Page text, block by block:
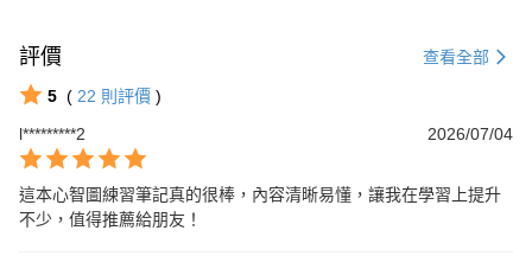
評價 查看全部
5 ( 22 則評價 )
l*********2
2026/07/04
這本心智圖練習筆記真的很棒，內容清晰易懂，讓我在學習上提升
不少，值得推薦給朋友！